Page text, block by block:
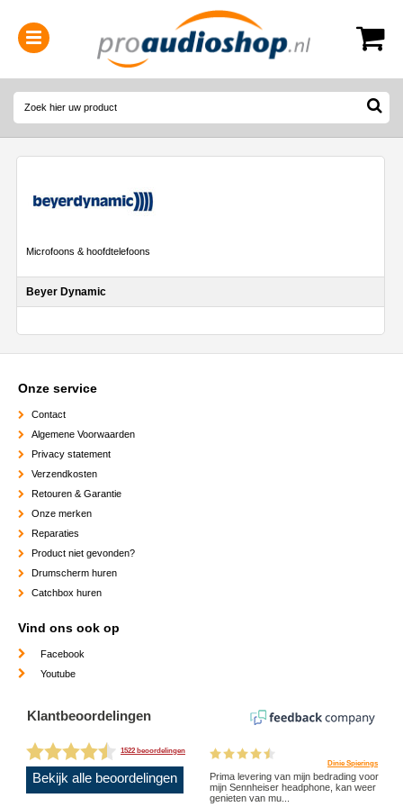
0314-364515
Microfoons & hoofdtelefoons
Beyer Dynamic
Onze service
Contact
Algemene Voorwaarden
Privacy statement
Verzendkosten
Retouren & Garantie
Onze merken
Reparaties
Product niet gevonden?
Drumscherm huren
Catchbox huren
Vind ons ook op
Facebook
Youtube
Klantbeoordelingen
1522 beoordelingen
Bekijk alle beoordelingen
Dinie Spierings
Prima levering van mijn bedrading voor
mijn Sennheiser headphone, kan weer
genieten van mu...